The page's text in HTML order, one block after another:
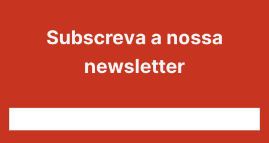
Evento
Maravilhas
Subscreva a nossa
newsletter